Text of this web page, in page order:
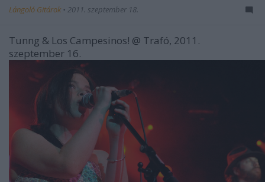
Lángoló Gitárok • 2011. szeptember 18.
Tunng & Los Campesinos! @ Trafó, 2011.
szeptember 16.